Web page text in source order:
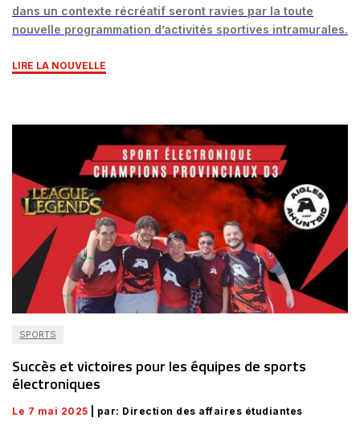
dans un contexte récréatif seront ravies par la toute
nouvelle programmation d’activités sportives intramurales.
LIRE LA NOUVELLE
SPORTS
Succès et victoires pour les équipes de sports
électroniques
Le 7 mai 2025 | par: Direction des affaires étudiantes